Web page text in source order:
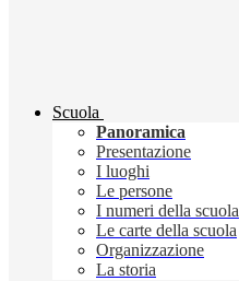
Scuola
Panoramica
Presentazione
I luoghi
Le persone
I numeri della scuola
Le carte della scuola
Organizzazione
La storia